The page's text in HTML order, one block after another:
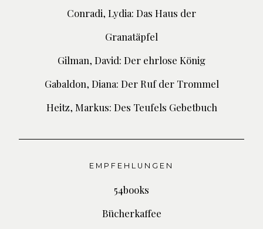
Conradi, Lydia: Das Haus der
Granatäpfel
Gilman, David: Der ehrlose König
Gabaldon, Diana: Der Ruf der Trommel
Heitz, Markus: Des Teufels Gebetbuch
EMPFEHLUNGEN
54books
Bücherkaffee